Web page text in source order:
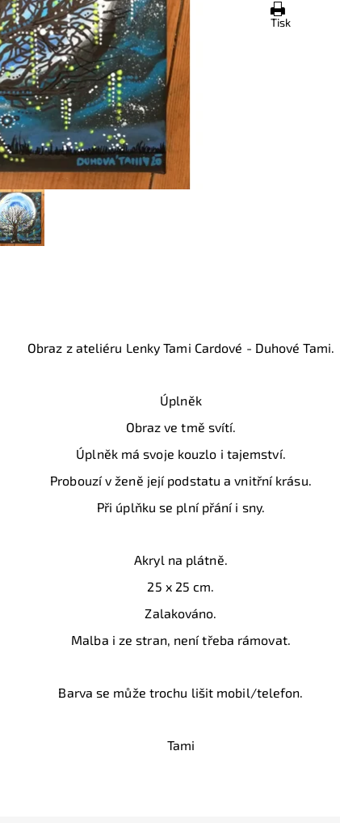
Tisk
Obraz z ateliéru Lenky Tami Cardové - Duhové Tami.
Úplněk
Obraz ve tmě svítí.
Úplněk má svoje kouzlo i tajemství.
Probouzí v ženě její podstatu a vnitřní krásu.
Při úplňku se plní přání i sny.
Akryl na plátně.
25 x 25 cm.
Zalakováno.
Malba i ze stran, není třeba rámovat.
Barva se může trochu lišit mobil/telefon.
Tami